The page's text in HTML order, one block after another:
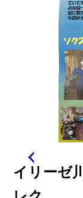
イリーゼ